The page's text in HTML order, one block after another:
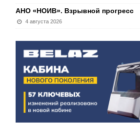
АНО «НОИВ». Взрывной прогресс
4 августа 2026